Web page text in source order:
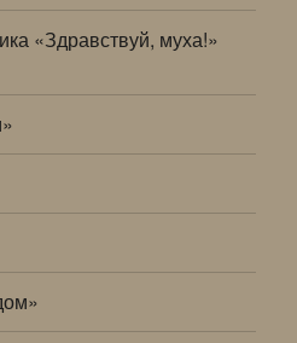
«Здравствуй, муха!»